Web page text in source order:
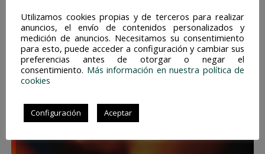
Teoría del diseño, Tipografía
Utilizamos cookies propias y de terceros para realizar
anuncios, el envío de contenidos personalizados y
medición de anuncios. Necesitamos su consentimiento
para esto, puede acceder a configuración y cambiar sus
preferencias antes de otorgar o negar el
consentimiento. Más información en nuestra política de
cookies
Configuración Aceptar